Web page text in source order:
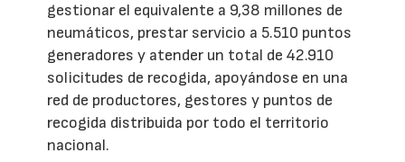
gestionar el equivalente a 9,38 millones de
neumáticos, prestar servicio a 5.510 puntos
generadores y atender un total de 42.910
solicitudes de recogida, apoyándose en una
red de productores, gestores y puntos de
recogida distribuida por todo el territorio
nacional.